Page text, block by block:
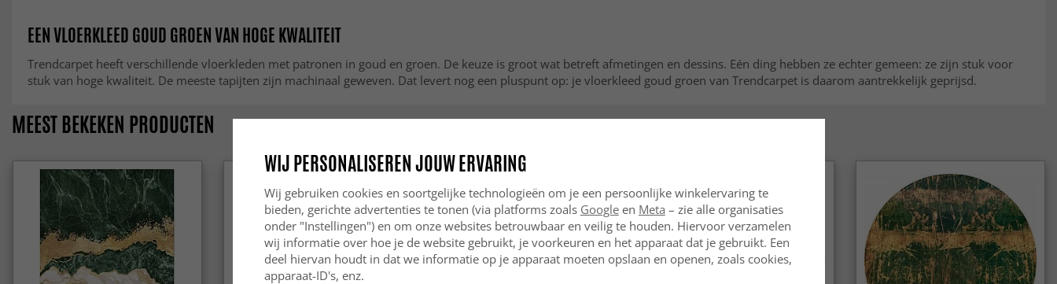
EEN VLOERKLEED GOUD GROEN VAN HOGE KWALITEIT
Trendcarpet heeft verschillende vloerkleden met patronen in goud en groen. De keuze is groot wat betreft afmetingen en dessins. Eén ding hebben ze echter gemeen: ze zijn stuk voor
stuk van hoge kwaliteit. De meeste tapijten zijn machinaal geweven. Dat levert nog een pluspunt op: je vloerkleed goud groen van Trendcarpet is daarom aantrekkelijk geprijsd.
MEEST BEKEKEN PRODUCTEN
WIJ PERSONALISEREN JOUW ERVARING
Wij gebruiken cookies en soortgelijke technologieën om je een persoonlijke winkelervaring te
bieden, gerichte advertenties te tonen (via platforms zoals Googleen Meta – zie alle organisaties
onder "Instellingen") en om onze websites betrouwbaar en veilig te houden. Hiervoor verzamelen
wij informatie over hoe je de website gebruikt, je voorkeuren en het apparaat dat je gebruikt. Een
deel hiervan houdt in dat we informatie op je apparaat moeten opslaan en openen, zoals cookies,
apparaat-ID's, enz.